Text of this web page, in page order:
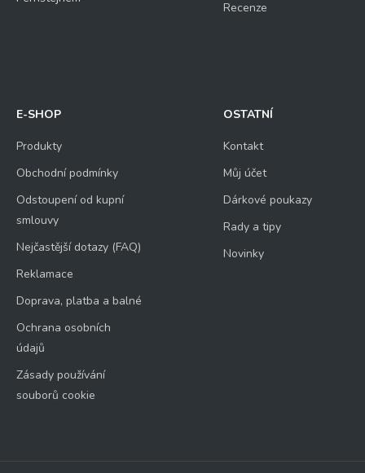
Recenze
E-SHOP
Produkty
Obchodní podmínky
Odstoupení od kupní
smlouvy
Nejčastější dotazy (FAQ)
Reklamace
Doprava, platba a balné
Ochrana osobních
údajů
Zásady používání
souborů cookie
OSTATNÍ
Kontakt
Můj účet
Dárkové poukazy
Rady a tipy
Novinky